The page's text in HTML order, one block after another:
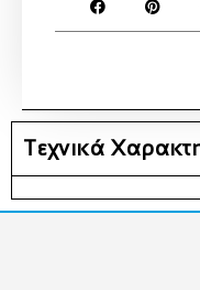
Τεχνικά